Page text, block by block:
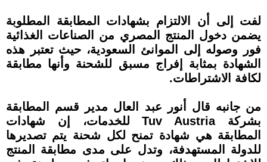
لفت إلى أن الالتزام بشهادات المطابقة المطلوبة
يضمن دخول المنتج المصري من الصناعات الغذائية
فور وصوله إلى الموانئ السعودية، حيث تعتبر هذه
الشهادة بمثابة إفراج مسبق للشحنة وأنها مطابقة
لكافة الاشتراطات.
من جانبه قال أنور عبد العال مدير قسم المطابقة
بشركة Tuv Austria للخدمات، إن شهادات
المطابقة هي شهادة تمنح لكل شحنة يتم تصديرها
للدولة المستهدفة، وتدل على مدى مطابقة المنتج